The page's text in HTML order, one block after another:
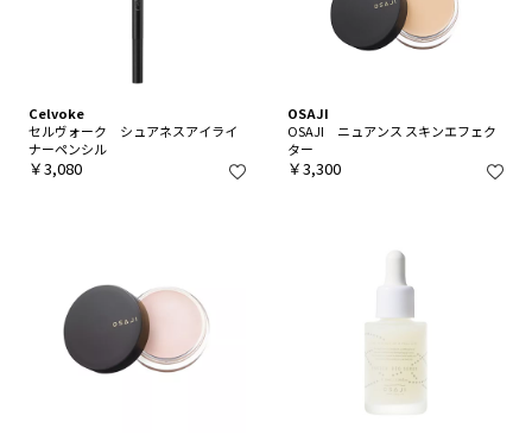
Celvoke
セルヴォーク シュアネスアイライ
ナーペンシル
￥3,080
OSAJI
OSAJI ニュアンス スキンエフェク
ター
￥3,300